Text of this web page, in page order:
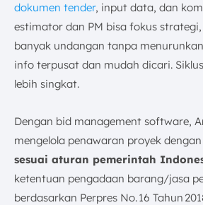
dokumen tender, input data, dan
estimator dan PM bisa fokus
banyak undangan tanpa
info terpusat dan mudah dicari.
lebih singkat.
Dengan bid management software,
mengelola penawaran proyek
sesuai aturan pemerintah
ketentuan pengadaan barang/jasa
berdasarkan Perpres No. 16 Tahun